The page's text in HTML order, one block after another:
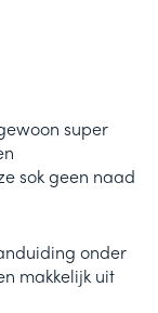
super
sok geen naad
onder
makkelijk uit